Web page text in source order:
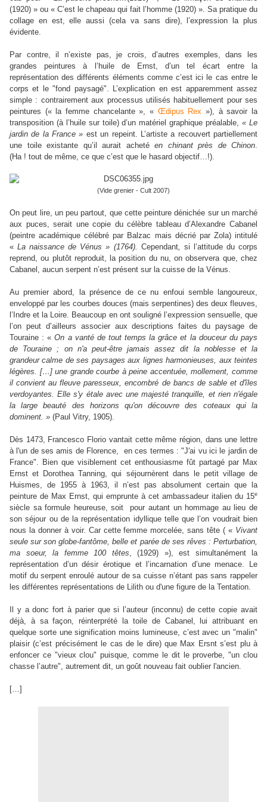
(1920) » ou « C’est le chapeau qui fait l’homme (1920) ». Sa pratique du
collage en est, elle aussi (cela va sans dire), l’expression la plus
évidente.
Par contre, il n’existe pas, je crois, d’autres exemples, dans les
grandes peintures à l’huile de Ernst, d’un tel écart entre la
représentation des différents éléments comme c’est ici le cas entre le
corps et le "fond paysagé". L’explication en est apparemment assez
simple : contrairement aux processus utilisés habituellement pour ses
peintures (« la femme chancelante », « Œdipus Rex »), à savoir la
transposition (à l’huile sur toile) d’un matériel graphique préalable, « Le
jardin de la France » est un repeint. L’artiste a recouvert partiellement
une toile existante qu’il aurait acheté en chinant près de Chinon.
(Ha ! tout de même, ce que c’est que le hasard objectif…!).
(Vide grenier - Cult 2007)
On peut lire, un peu partout, que cette peinture dénichée sur un marché
aux puces, serait une copie du célèbre tableau d’Alexandre Cabanel
(peintre académique célébré par Balzac mais décrié par Zola) intitulé
«La naissance de Vénus » (1764). Cependant, si l’attitude du corps
reprend, ou plutôt reproduit, la position du nu, on observera que, chez
Cabanel, aucun serpent n’est présent sur la cuisse de la Vénus.
Au premier abord, la présence de ce nu enfoui semble langoureux,
enveloppé par les courbes douces (mais serpentines) des deux fleuves,
l’Indre et la Loire. Beaucoup en ont souligné l’expression sensuelle, que
l’on peut d’ailleurs associer aux descriptions faites du paysage de
Touraine : «On a vanté de tout temps la grâce et la douceur du pays
de Touraine ; on n'a peut-être jamais assez dit la noblesse et la
grandeur calme de ses paysages aux lignes harmonieuses, aux teintes
légères. […] une grande courbe à peine accentuée, mollement, comme
il convient au fleuve paresseux, encombré de bancs de sable et d'îles
verdoyantes. Elle s'y étale avec une majesté tranquille, et rien n'égale
la large beauté des horizons qu'on découvre des coteaux qui la
dominent. » (Paul Vitry, 1905).
Dès 1473, Francesco Florio vantait cette même région, dans une lettre
à l'un de ses amis de Florence, en ces termes : "J'ai vu ici le jardin de
France". Bien que visiblement cet enthousiasme fût partagé par Max
Ernst et Dorothea Tanning, qui séjournèrent dans le petit village de
Huismes, de 1955 à 1963, il n’est pas absolument certain que la
peinture de Max Ernst, qui emprunte à cet ambassadeur italien du 15e
siècle sa formule heureuse, soit pour autant un hommage au lieu de
son séjour ou de la représentation idyllique telle que l’on voudrait bien
nous la donner à voir. Car cette femme morcelée, sans tête ( « Vivant
seule sur son globe-fantôme, belle et parée de ses rêves : Perturbation,
ma soeur, la femme 100 têtes, (1929) »), est simultanément la
représentation d’un désir érotique et l’incarnation d’une menace.
Le
motif du serpent enroulé autour de sa cuisse n’étant pas sans rappeler
les différentes représentations de Lilith ou d'une figure de la Tentation.
Il y a donc fort à parier que si l’auteur (inconnu) de cette copie avait
déjà, à sa façon, réinterprété la toile de Cabanel, lui attribuant en
quelque sorte une signification moins lumineuse, c’est avec un "malin"
plaisir (c’est précisément le cas de le dire) que Max Ersnt s’est plu à
enfoncer ce "vieux clou" puisque, comme le dit le proverbe, "un clou
chasse l’autre", autrement dit, un goût nouveau fait oublier l'ancien.
[…]